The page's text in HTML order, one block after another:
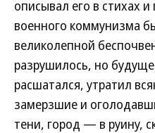
описывал его в стихах
военного коммунизма
великолепной
разрушилось, но
расшатался, утратил
замерзшие и
тени, город — в руину,